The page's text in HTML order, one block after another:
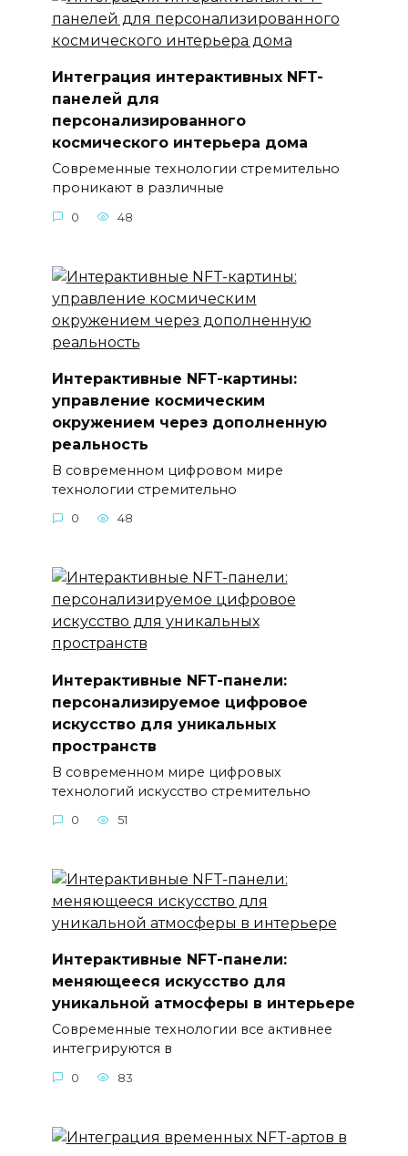
Интеграция интерактивных NFT-
панелей для
персонализированного
космического интерьера дома
Современные технологии стремительно
проникают в различные
0 48
Интерактивные NFT-картины:
управление космическим
окружением через дополненную
реальность
В современном цифровом мире
технологии стремительно
0 48
Интерактивные NFT-панели:
персонализируемое цифровое
искусство для уникальных
пространств
В современном мире цифровых
технологий искусство стремительно
0 51
Интерактивные NFT-панели:
меняющееся искусство для
уникальной атмосферы в интерьере
Современные технологии все активнее
интегрируются в
0 83